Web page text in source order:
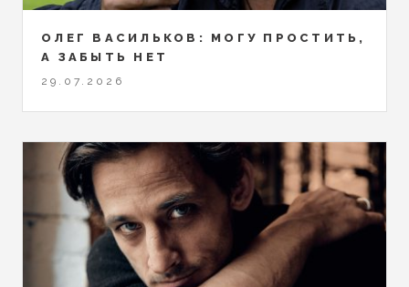
ОЛЕГ ВАСИЛЬКОВ: МОГУ ПРОСТИТЬ,
А ЗАБЫТЬ НЕТ
29.07.2026